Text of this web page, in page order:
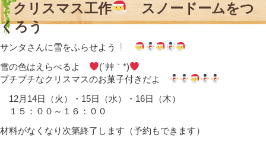
クリスマス工作
スノードームをつ
くろう
サンタさんに雪をふらせよう
雪の色はえらべるよ
(´艸｀*)
プチプチなクリスマスのお菓子付きだよ
12月14日（火）・15日（水）・16日（木）
１５：００～１６：００
材料がなくなり次第終了します（予約もできます）